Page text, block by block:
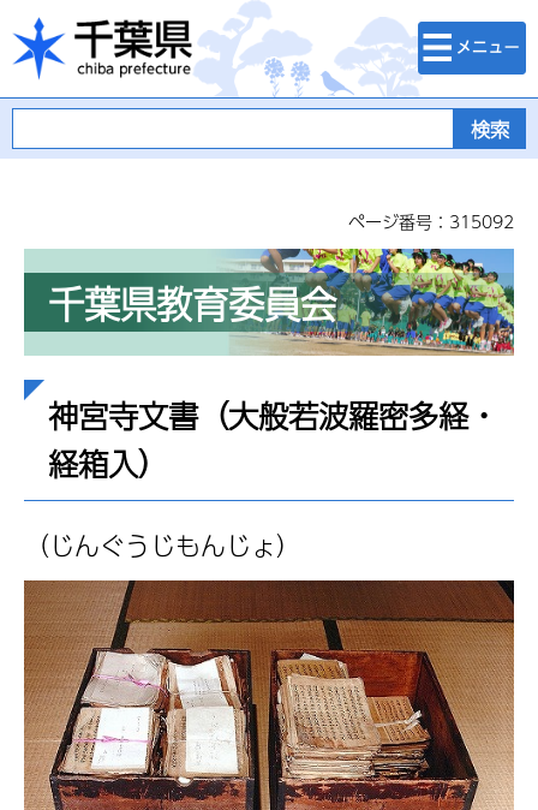
千葉県
検索・メニュ
ー
ページ番号：315092
千葉県教育委員会
神宮寺文書（大般若波羅密多経・
経箱入）
（じんぐうじもんじょ）